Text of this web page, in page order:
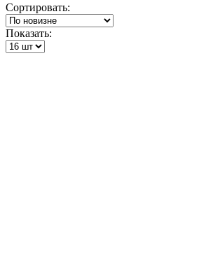
Сортировать:
Показать: